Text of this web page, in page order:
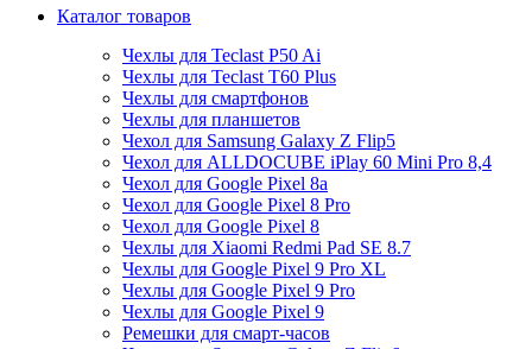
Каталог товаров
Чехлы для Teclast P50 Ai
Чехлы для Teclast T60 Plus
Чехлы для смартфонов
Чехлы для планшетов
Чехол для Samsung Galaxy Z Flip5
Чехол для ALLDOCUBE iPlay 60 Mini Pro 8,4
Чехол для Google Pixel 8a
Чехол для Google Pixel 8 Pro
Чехол для Google Pixel 8
Чехлы для Xiaomi Redmi Pad SE 8.7
Чехлы для Google Pixel 9 Pro XL
Чехлы для Google Pixel 9 Pro
Чехлы для Google Pixel 9
Ремешки для смарт-часов